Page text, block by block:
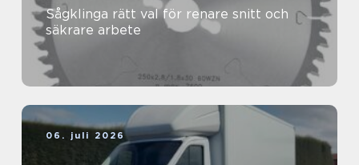
Sågklinga rätt val för renare snitt och
säkrare arbete
06. juli 2026